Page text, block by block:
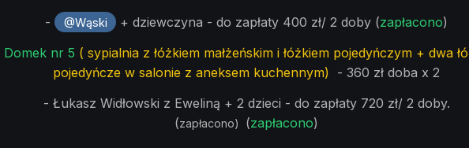
-
@Wąski + dziewczyna - do zapłaty 400 zł/ 2 doby (zapłacono)
Domek nr 5 ( sypialnia z łóżkiem małżeńskim i łóżkiem pojedyńczym + dwa
pojedyńcze w salonie z aneksem kuchennym) - 360 zł doba x 2
- Łukasz Widłowski z Eweliną + 2 dzieci - do zapłaty 720 zł/ 2 doby.
(zapłacono) (zapłacono)